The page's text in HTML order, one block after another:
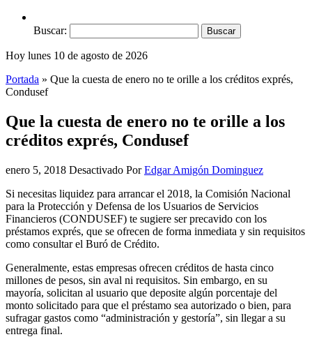
Buscar:
Hoy lunes 10 de agosto de 2026
Portada » Que la cuesta de enero no te orille a los créditos exprés,
Condusef
Que la cuesta de enero no te orille a los
créditos exprés, Condusef
enero 5, 2018 Desactivado Por Edgar Amigón Dominguez
Si necesitas liquidez para arrancar el 2018, la Comisión Nacional
para la Protección y Defensa de los Usuarios de Servicios
Financieros (CONDUSEF) te sugiere ser precavido con los
préstamos exprés, que se ofrecen de forma inmediata y sin requisitos
como consultar el Buró de Crédito.
Generalmente, estas empresas ofrecen créditos de hasta cinco
millones de pesos, sin aval ni requisitos. Sin embargo, en su
mayoría, solicitan al usuario que deposite algún porcentaje del
monto solicitado para que el préstamo sea autorizado o bien, para
sufragar gastos como “administración y gestoría”, sin llegar a su
entrega final.